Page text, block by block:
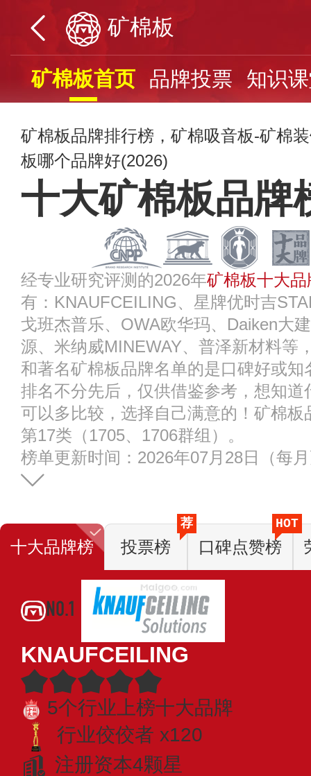
矿棉板
矿棉板首页 品牌投票 知识
矿棉板品牌排行榜，矿棉吸音板-矿棉
板哪个品牌好(2026)
十大矿棉板品牌
经专业研究评测的2026年矿棉板十大
有：KNAUFCEILING、星牌优时吉
戈班杰普乐、OWA欧华玛、Daiken大
源、米纳威MINEWAY、普泽新材料等
和著名矿棉板品牌名单的是口碑好或
排名不分先后，仅供借鉴参考，想知
可以多比较，选择自己满意的！矿棉
第17类（1705、1706群组）。
榜单更新时间：2026年07月28日（每
十大品牌榜 投票榜
荐
口碑点赞榜
HOT
NO.1
KNAUFCEILING
5个行业上榜十大品牌
行业佼佼者 x120
注册资本4颗星